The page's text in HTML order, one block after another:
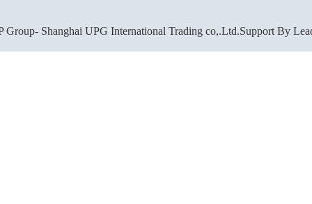
Shanghai UPG International Trading co,.Ltd.Support By